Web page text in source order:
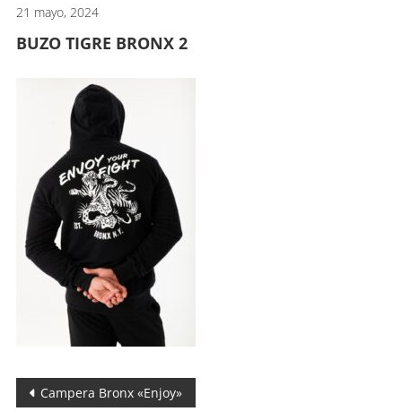
21 mayo, 2024
BUZO TIGRE BRONX 2
Navegación
Campera Bronx «Enjoy»